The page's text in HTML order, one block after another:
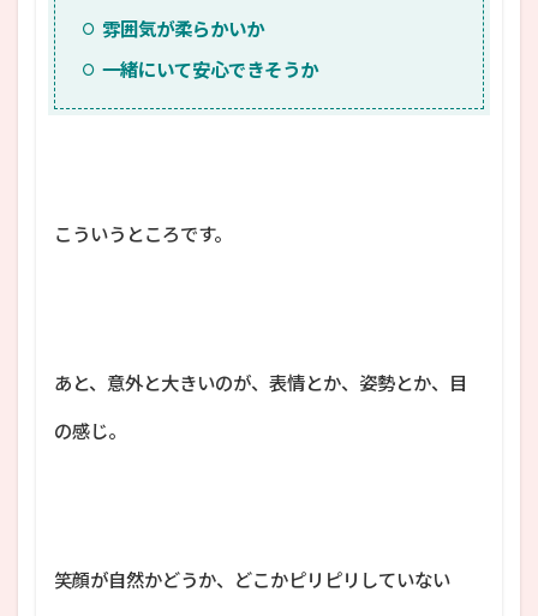
雰囲気が柔らかいか
一緒にいて安心できそうか
こういうところです。
あと、意外と大きいのが、表情とか、姿勢とか、目
の感じ。
笑顔が自然かどうか、どこかピリピリしていない